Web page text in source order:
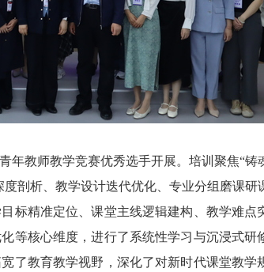
年教师教学竞赛优秀选手开展。培训聚焦“铸
剖析、教学设计迭代优化、专业分组磨课研
标精准定位、课堂主线逻辑建构、教学难点
等核心维度，进行了系统性学习与沉浸式研
了教育教学视野，深化了对新时代课堂教学